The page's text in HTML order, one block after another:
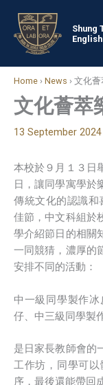
content
Shung
Home › News › 文化薈
文化薈萃
13 September 2024
本校於９月１３日
日，讓同學寓學於
傳統文化的認識和
佳節，中文科組於
學介紹節日的相關
一同競猜，濃厚的
安排不同的活動：
中一級同學製作
仔、中三級同學製
是日家長教師會的
工作坊，同學可
序，最後還能帶回